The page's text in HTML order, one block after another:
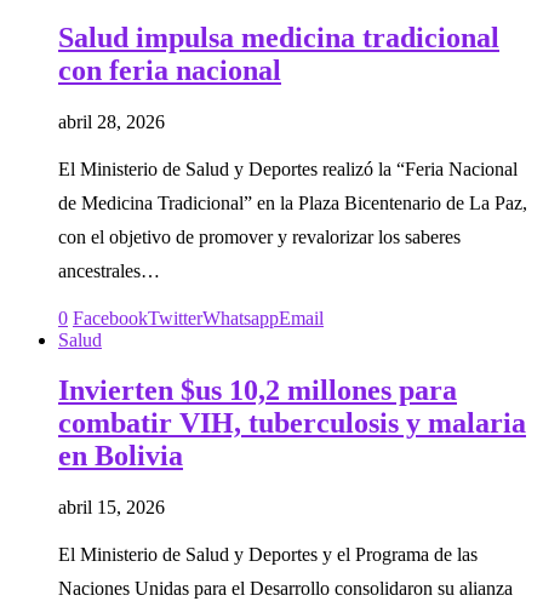
Salud impulsa medicina tradicional
con feria nacional
abril 28, 2026
El Ministerio de Salud y Deportes realizó la “Feria Nacional
de Medicina Tradicional” en la Plaza Bicentenario de La Paz,
con el objetivo de promover y revalorizar los saberes
ancestrales…
0 FacebookTwitterWhatsappEmail
Salud
Invierten $us 10,2 millones para
combatir VIH, tuberculosis y malaria
en Bolivia
abril 15, 2026
El Ministerio de Salud y Deportes y el Programa de las
Naciones Unidas para el Desarrollo consolidaron su alianza